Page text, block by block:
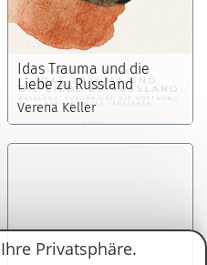
Privatsphäre.
Idas Trauma und die
Liebe zu Russland
Verena Keller